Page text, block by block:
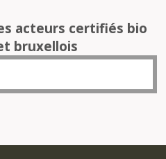
acteurs certifiés bio
bruxellois